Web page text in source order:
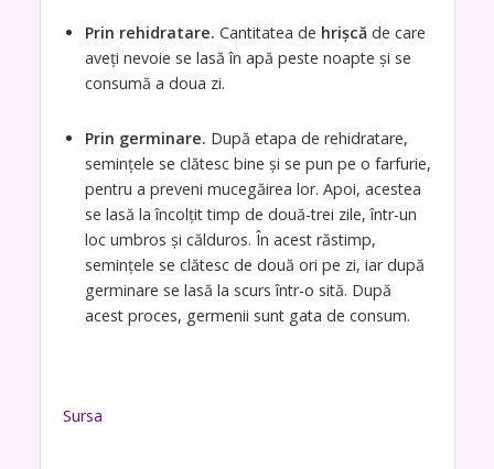
Prin rehidratare. Cantitatea de hrișcă de care
aveți nevoie se lasă în apă peste noapte și se
consumă a doua zi.
Prin germinare. După etapa de rehidratare,
semințele se clătesc bine și se pun pe o farfurie,
pentru a preveni mucegăirea lor. Apoi, acestea
se lasă la încolțit timp de două-trei zile, într-un
loc umbros și călduros. În acest răstimp,
semințele se clătesc de două ori pe zi, iar după
germinare se lasă la scurs într-o sită. După
acest proces, germenii sunt gata de consum.
Sursa